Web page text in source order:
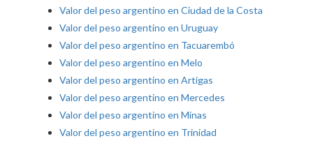
Valor del peso argentino en Ciudad de la Costa
Valor del peso argentino en Uruguay
Valor del peso argentino en Tacuarembó
Valor del peso argentino en Melo
Valor del peso argentino en Artigas
Valor del peso argentino en Mercedes
Valor del peso argentino en Minas
Valor del peso argentino en Trinidad